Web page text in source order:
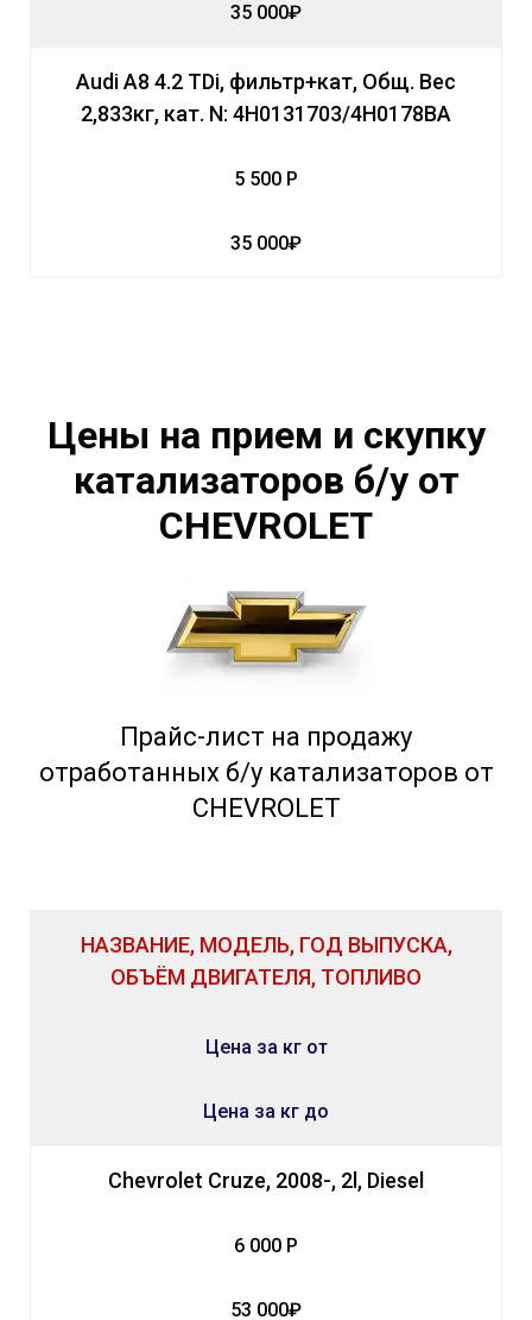
35 000₽
Audi A8 4.2 TDi, фильтр+кат, Общ. Вес
2,833кг, кат. N: 4H0131703/4H0178BA
5 500 Р
35 000₽
Цены на прием и скупку
катализаторов б/у от
CHEVROLET
Прайс-лист на продажу
отработанных б/у катализаторов от
CHEVROLET
НАЗВАНИЕ, МОДЕЛЬ, ГОД ВЫПУСКА,
ОБЪЁМ ДВИГАТЕЛЯ, ТОПЛИВО
Цена за кг от
Цена за кг до
Chevrolet Cruze, 2008-, 2l, Diesel
6 000 Р
53 000₽